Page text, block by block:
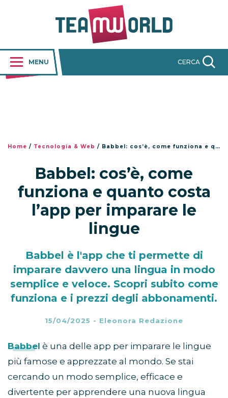
MENU CERCA
Home / Tecnologia & Web / Babbel: cos’è, come funziona e quanto costa l’app per imparare le lingue
Babbel: cos’è, come
funziona e quanto costa
l’app per imparare le
lingue
Babbel è l'app che ti permette di
imparare davvero una lingua in modo
semplice e veloce. Scopri subito come
funziona e i prezzi degli abbonamenti.
15/04/2025 - Eleonora Redazione
Babbel è una delle app per imparare le lingue
più famose e apprezzate al mondo. Se stai
cercando un modo semplice, efficace e
divertente per apprendere una nuova lingua